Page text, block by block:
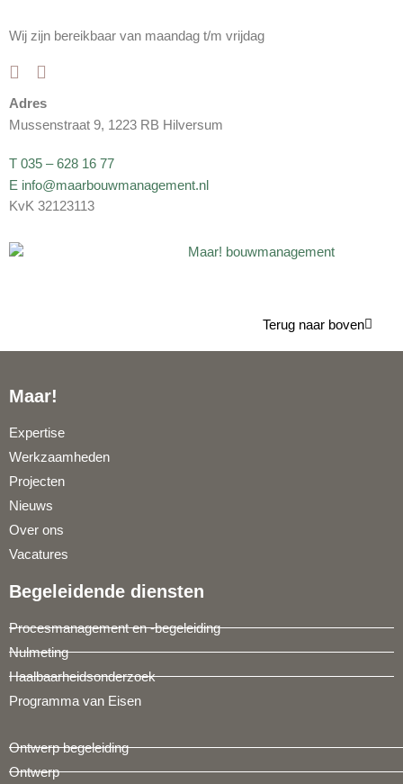
Wij zijn bereikbaar van maandag t/m vrijdag
Adres
Mussenstraat 9, 1223 RB Hilversum
T 035 – 628 16 77
E info@maarbouwmanagement.nl
KvK 32123113
Terug naar boven
Maar!
Expertise
Werkzaamheden
Projecten
Nieuws
Over ons
Vacatures
Begeleidende diensten
Procesmanagement en -begeleiding
Nulmeting
Haalbaarheidsonderzoek
Programma van Eisen
Ontwerp begeleiding
Ontwerp